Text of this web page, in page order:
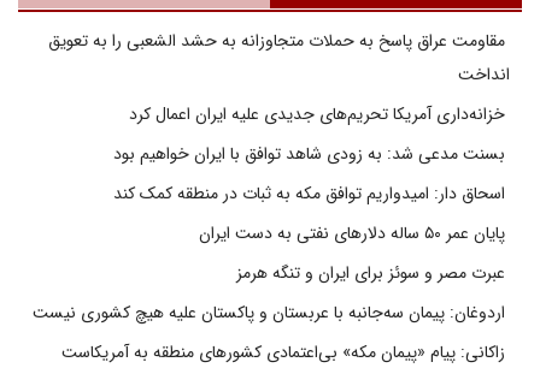
مقاومت عراق پاسخ به حملات متجاوزانه به حشد الشعبی را به تعویق
انداخت
خزانه‌داری آمریکا تحریم‌های جدیدی علیه ایران اعمال کرد
بسنت مدعی شد: به زودی شاهد توافق با ایران خواهیم بود
اسحاق دار: امیدواریم توافق مکه به ثبات در منطقه کمک کند
پایان عمر ۵۰ ساله دلارهای نفتی به دست ایران
عبرت مصر و سوئز برای ایران و تنگه هرمز
اردوغان: پیمان سه‌جانبه با عربستان و پاکستان علیه هیچ کشوری نیست
زاکانی: پیام «پیمان مکه» بی‌اعتمادی کشورهای منطقه به آمریکاست